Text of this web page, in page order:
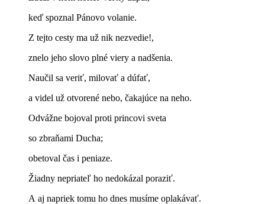
keď spoznal Pánovo volanie.
Z tejto cesty ma už nik nezvedie!,
znelo jeho slovo plné viery a nadšenia.
Naučil sa veriť, milovať a dúfať,
a videl už otvorené nebo, čakajúce na neho.
Odvážne bojoval proti princovi sveta
so zbraňami Ducha;
obetoval čas i peniaze.
Žiadny nepriateľ ho nedokázal poraziť.
A aj napriek tomu ho dnes musíme oplakávať.